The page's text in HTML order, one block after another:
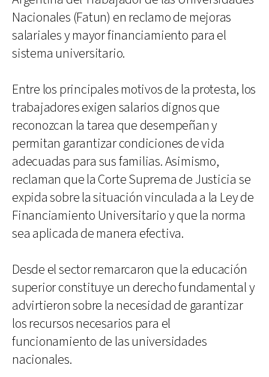
Nacionales (Fatun) en reclamo de mejoras
salariales y mayor financiamiento para el
sistema universitario.
Entre los principales motivos de la protesta, los
trabajadores exigen salarios dignos que
reconozcan la tarea que desempeñan y
permitan garantizar condiciones de vida
adecuadas para sus familias. Asimismo,
reclaman que la Corte Suprema de Justicia se
expida sobre la situación vinculada a la Ley de
Financiamiento Universitario y que la norma
sea aplicada de manera efectiva.
Desde el sector remarcaron que la educación
superior constituye un derecho fundamental y
advirtieron sobre la necesidad de garantizar
los recursos necesarios para el
funcionamiento de las universidades
nacionales.